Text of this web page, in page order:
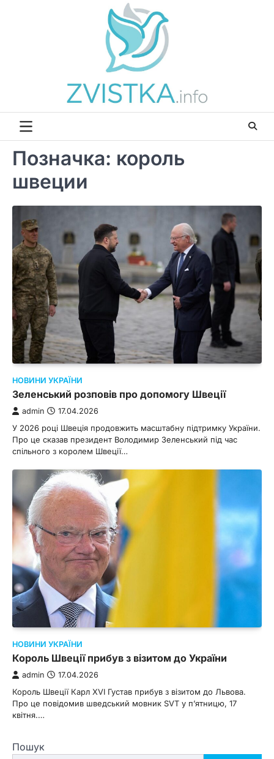
Позначка: король
швеции
НОВИНИ УКРАЇНИ
Зеленський розповів про допомогу Швеції
admin 17.04.2026
У 2026 році Швеція продовжить масштабну підтримку України.
Про це сказав президент Володимир Зеленський під час
спільного з королем Швеції…
НОВИНИ УКРАЇНИ
Король Швеції прибув з візитом до України
admin 17.04.2026
Король Швеції Карл XVI Густав прибув з візитом до Львова.
Про це повідомив шведський мовник SVT у п’ятницю, 17
квітня.…
Пошук